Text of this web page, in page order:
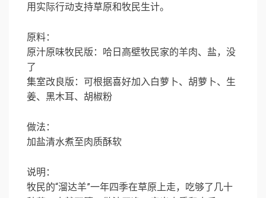
用实际行动支持草原和牧民生计。
原料：
原汁原味牧民版：哈日高壁牧民家的羊肉、盐，没
了
集室改良版：可根据喜好加入白萝卜、胡萝卜、生
姜、黑木耳、胡椒粉
做法：
加盐清水煮至肉质酥软
说明：
牧民的“溜达羊”一年四季在草原上走，吃够了几十